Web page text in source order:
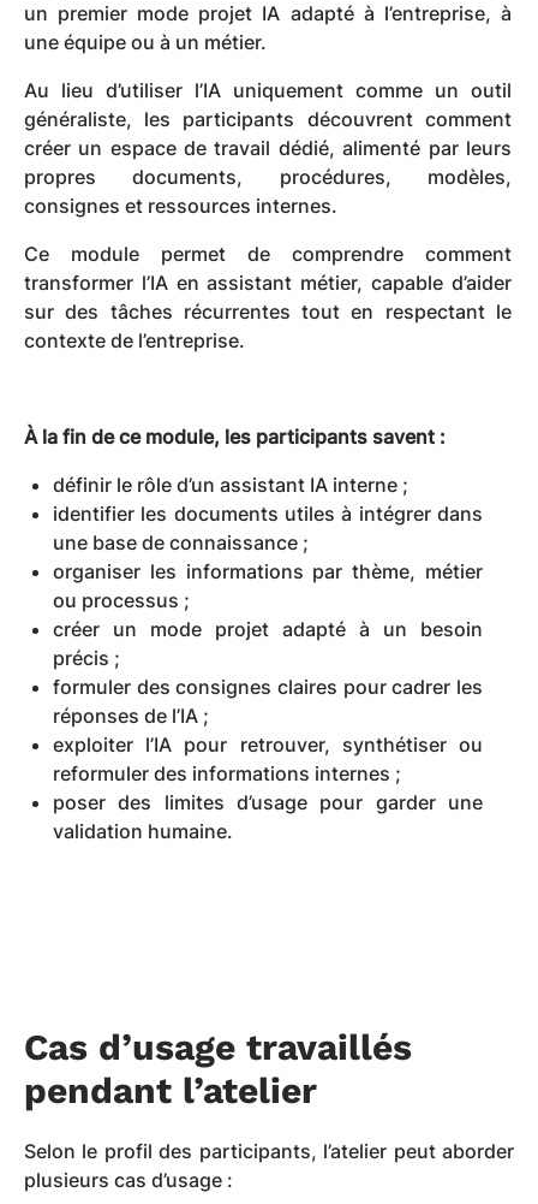
un premier mode projet IA adapté à l’entreprise, à
une équipe ou à un métier.
Au lieu d’utiliser l’IA uniquement comme un outil
généraliste, les participants découvrent comment
créer un espace de travail dédié, alimenté par leurs
propres documents, procédures, modèles,
consignes et ressources internes.
Ce module permet de comprendre comment
transformer l’IA en assistant métier, capable d’aider
sur des tâches récurrentes tout en respectant le
contexte de l’entreprise.
À la fin de ce module, les participants savent :
définir le rôle d’un assistant IA interne ;
identifier les documents utiles à intégrer dans
une base de connaissance ;
organiser les informations par thème, métier
ou processus ;
créer un mode projet adapté à un besoin
précis ;
formuler des consignes claires pour cadrer les
réponses de l’IA ;
exploiter l’IA pour retrouver, synthétiser ou
reformuler des informations internes ;
poser des limites d’usage pour garder une
validation humaine.
Cas d’usage travaillés
pendant l’atelier
Selon le profil des participants, l’atelier peut aborder
plusieurs cas d’usage :